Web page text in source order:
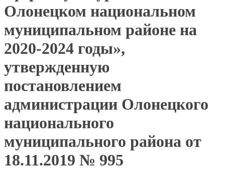
Олонецком национальном
муниципальном районе на
2020-2024 годы»,
утвержденную
постановлением
администрации Олонецкого
национального
муниципального района от
18.11.2019 № 995